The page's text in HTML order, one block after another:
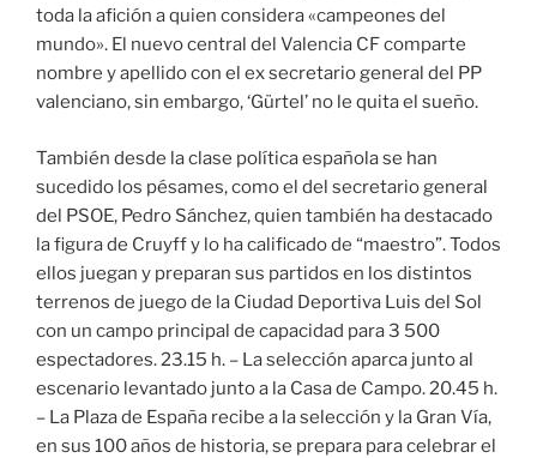
toda la afición a quien considera «campeones del
mundo». El nuevo central del Valencia CF comparte
nombre y apellido con el ex secretario general del PP
valenciano, sin embargo, ‘Gürtel’ no le quita el sueño.
También desde la clase política española se han
sucedido los pésames, como el del secretario general
del PSOE, Pedro Sánchez, quien también ha destacado
la figura de Cruyff y lo ha calificado de “maestro”. Todos
ellos juegan y preparan sus partidos en los distintos
terrenos de juego de la Ciudad Deportiva Luis del Sol
con un campo principal de capacidad para 3 500
espectadores. 23.15 h. – La selección aparca junto al
escenario levantado junto a la Casa de Campo. 20.45 h.
– La Plaza de España recibe a la selección y la Gran Vía,
en sus 100 años de historia, se prepara para celebrar el